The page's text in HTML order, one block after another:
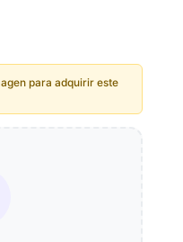
para adquirir este